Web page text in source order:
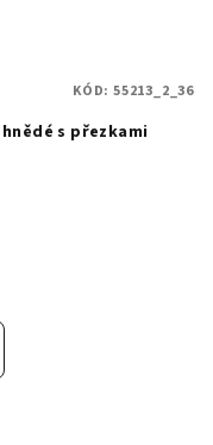
s přezkami
KÓD: 55213_2_36